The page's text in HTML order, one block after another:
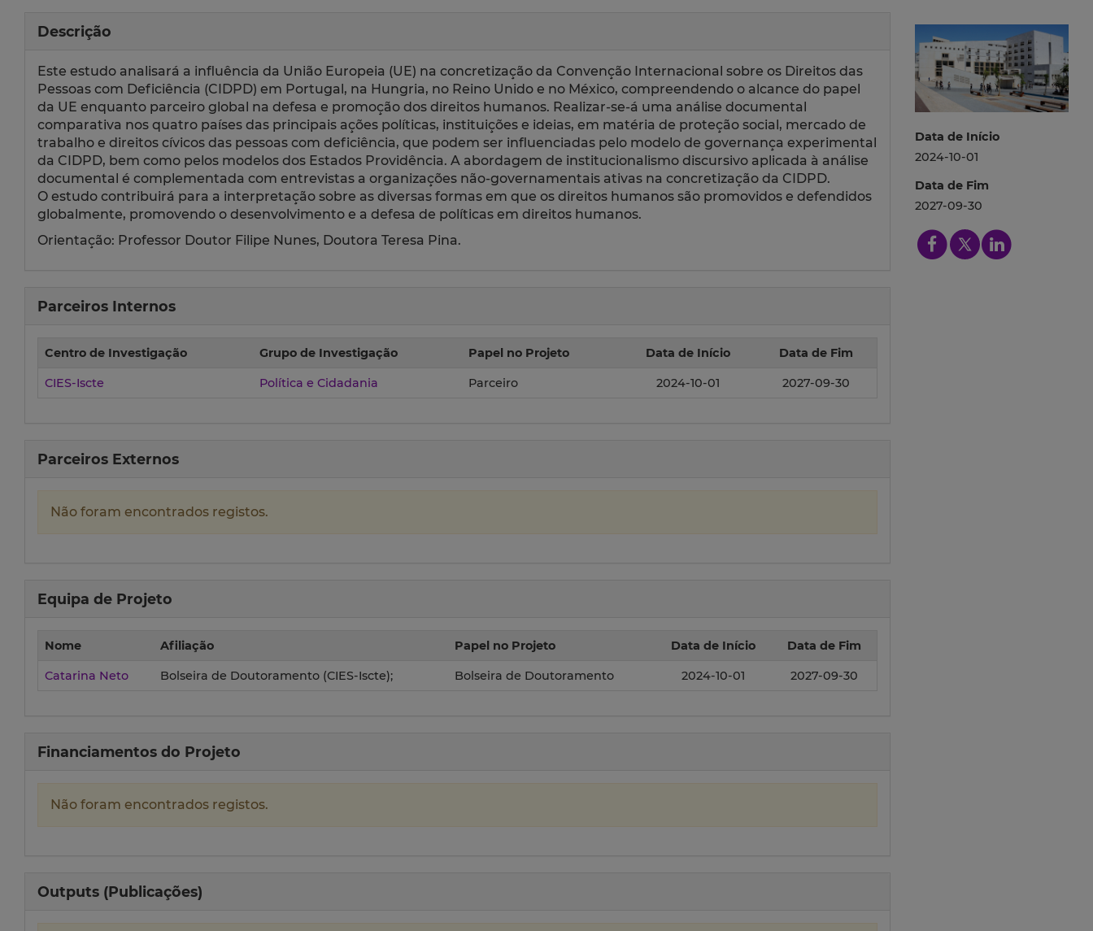
Descrição
Este estudo analisará a influência da União Europeia (UE) na concretização da Convenção Internacional sobre os Direitos das
Pessoas com Deficiência (CIDPD) em Portugal, na Hungria, no Reino Unido e no México, compreendendo o alcance do papel
da UE enquanto parceiro global na defesa e promoção dos direitos humanos. Realizar-se-á uma análise documental
comparativa nos quatro países das principais ações políticas, instituições e ideias, em matéria de proteção social, mercado de
trabalho e direitos cívicos das pessoas com deficiência, que podem ser influenciadas pelo modelo de governança experimental
da CIDPD, bem como pelos modelos dos Estados Providência. A abordagem de institucionalismo discursivo aplicada à análise
documental é complementada com entrevistas a organizações não-governamentais ativas na concretização da CIDPD.
O estudo contribuirá para a interpretação sobre as diversas formas em que os direitos humanos são promovidos e defendidos
globalmente, promovendo o desenvolvimento e a defesa de políticas em direitos humanos.
Orientação: Professor Doutor Filipe Nunes, Doutora Teresa Pina.
Parceiros Internos
Centro de Investigação Grupo de Investigação Papel no Projeto Data de Início Data de Fim
CIES-Iscte Política e Cidadania Parceiro 2024-10-01 2027-09-30
Parceiros Externos
Não foram encontrados registos.
Equipa de Projeto
Nome Afiliação Papel no Projeto Data de Início Data de Fim
Catarina Neto Bolseira de Doutoramento (CIES-Iscte); Bolseira de Doutoramento 2024-10-01 2027-09-30
Financiamentos do Projeto
Não foram encontrados registos.
Outputs (Publicações)
Data de Início
2024-10-01
Data de Fim
2027-09-30